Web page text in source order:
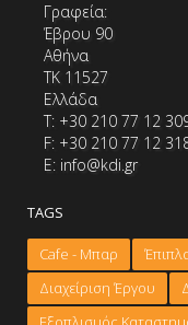
Γραφεία:
Έβρου 90
Αθήνα
ΤΚ 11527
Ελλάδα
Τ: +30 210 77 12
F: +30 210 77 12
E: info@kdi.gr
TAGS
Cafe - Μπαρ
Διαχείριση Έργου